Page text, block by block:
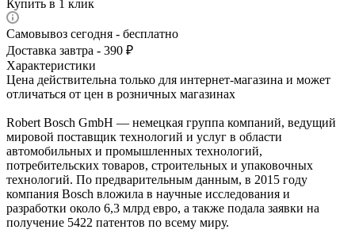
Купить в 1 клик
Самовывоз сегодня - бесплатно
Доставка завтра - 390 ₽
Характеристики
Цена действительна только для интернет-магазина и может
отличаться от цен в розничных магазинах
Robert Bosch GmbH — немецкая группа компаний, ведущий
мировой поставщик технологий и услуг в области
автомобильных и промышленных технологий,
потребительских товаров, строительных и упаковочных
технологий. По предварительным данным, в 2015 году
компания Bosch вложила в научные исследования и
разработки около 6,3 млрд евро, а также подала заявки на
получение 5422 патентов по всему миру.